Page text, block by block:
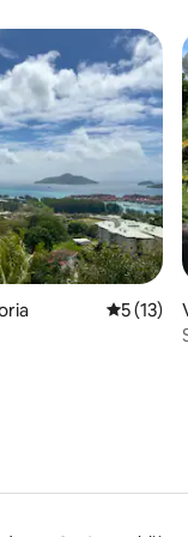
5, 77 recensies
5 (13)